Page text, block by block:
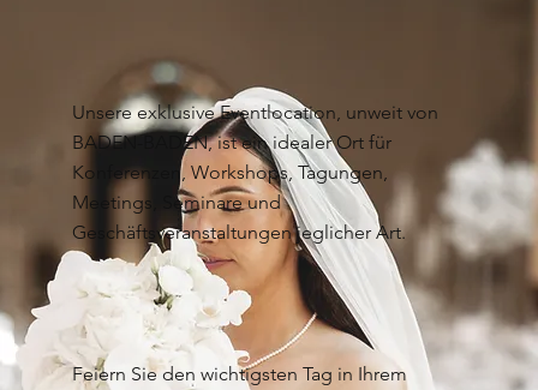
Unsere exklusive Eventlocation, unweit von
BADEN-BADEN, ist ein idealer Ort für
Konferenzen, Workshops, Tagungen,
Meetings, Seminare und
Geschäftsveranstaltungen jeglicher Art.
Feiern Sie den wichtigsten Tag in Ihrem